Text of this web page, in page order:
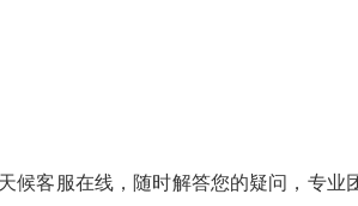
候客服在线，随时解答您的疑问，专业